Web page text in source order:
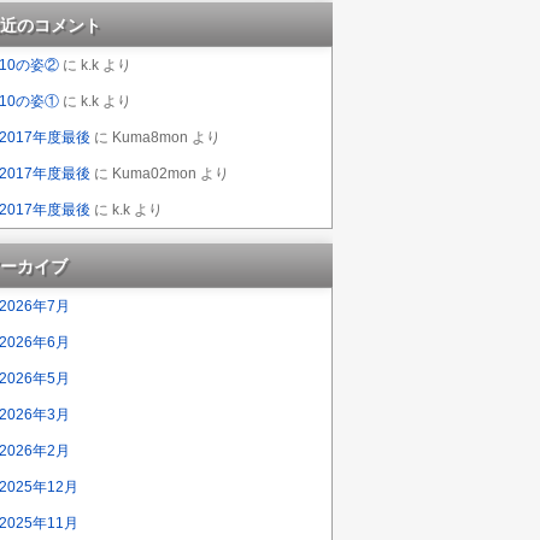
のコメント
10の姿② に k.k より
10の姿① に k.k より
2017年度最後 に Kuma8mon より
2017年度最後 に Kuma02mon より
2017年度最後 に k.k より
カイブ
2026年7月
2026年6月
2026年5月
2026年3月
2026年2月
2025年12月
2025年11月